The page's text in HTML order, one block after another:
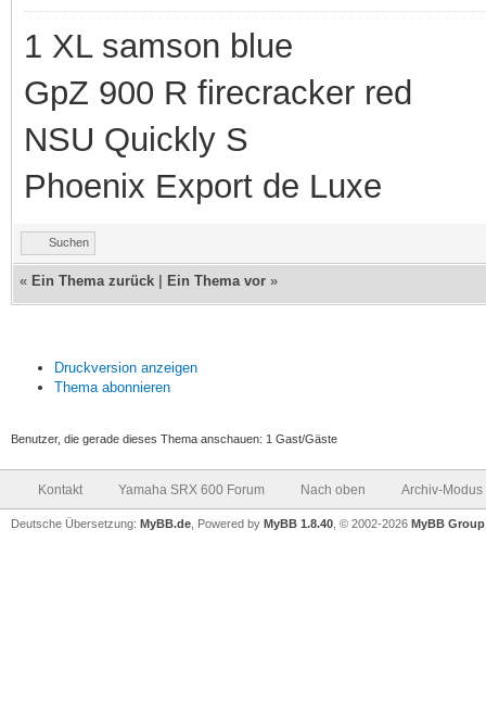
1 XL samson blue
GpZ 900 R firecracker red
NSU Quickly S
Phoenix Export de Luxe
Suchen
« Ein Thema zurück Ein Thema vor »
Druckversion anzeigen
Thema abonnieren
Benutzer, die gerade dieses Thema anschauen: 1 Gast/Gäste
Kontakt Yamaha SRX 600 Forum Nach oben Archiv-Modus
Deutsche Übersetzung: MyBB.de , Powered by MyBB 1.8.40 , © 2002-2026 MyBB Group